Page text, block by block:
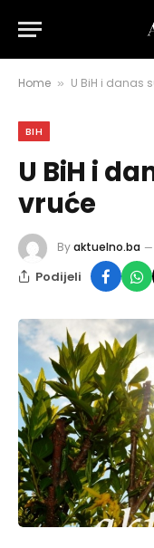
Home » U BiH i danas
BIH
U BiH i
vruće
Byaktuelno.ba
Podijeli